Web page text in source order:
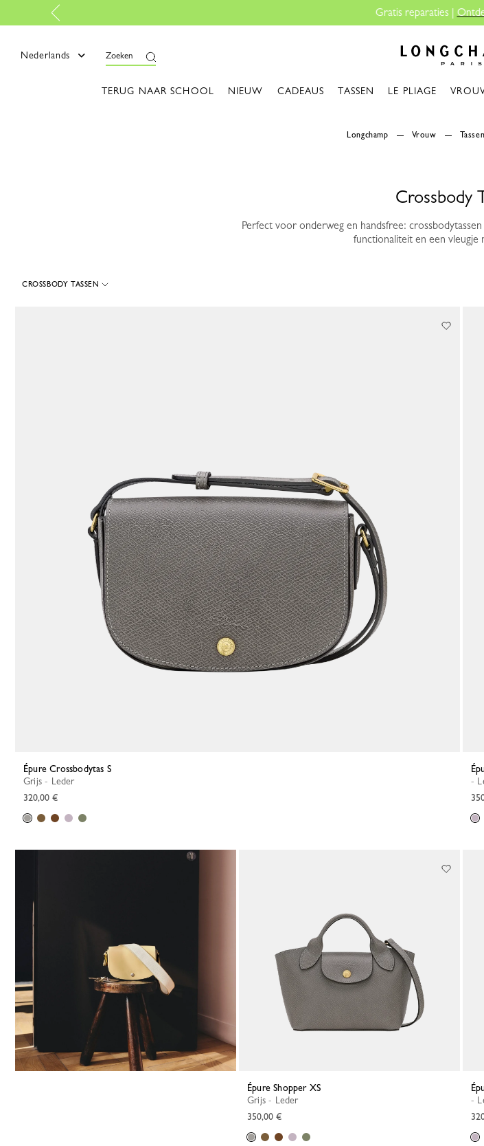
Gratis reparaties |Ontdek
Nederlands Zoeken
TERUG NAAR SCHOOL NIEUW CADEAUS TASSEN LE PLIAGE
Longchamp Vrouw Tassen
Crossbody
Perfect voor onderweg en handsfree:
functionaliteit en een vleugje
CROSSBODY TASSEN
Épure Crossbodytas S
Grijs - Leder
320,00 €
-
Épure Shopper XS
Grijs - Leder
350,00 €
-